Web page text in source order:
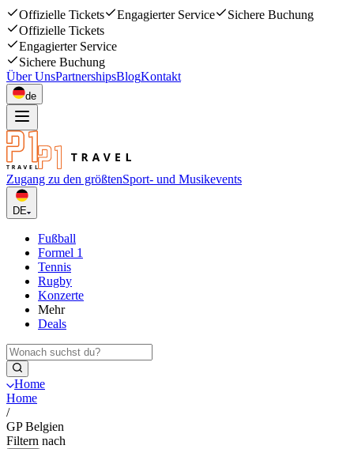
Offizielle Tickets Engagierter Service
Sichere Buchung
Offizielle Tickets
Engagierter Service
Sichere Buchung
Über UnsPartnershipsBlogKontakt
de
Zugang zu den größtenSport- und Musikevents
DE
Fußball
Formel 1
Tennis
Rugby
Konzerte
Mehr
Deals
Home
Home
/
GP Belgien
Filtern nach